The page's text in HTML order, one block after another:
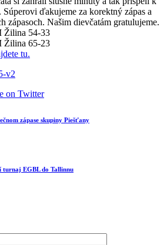
ďakujeme za korektný zápas a
zápasoch. Našim dievčatám gratulujeme.
Žilina 54-33
Žilina 65-23
tu.
v2
on Twitter
zápase skupiny Piešťany
EGBL do Tallinnu